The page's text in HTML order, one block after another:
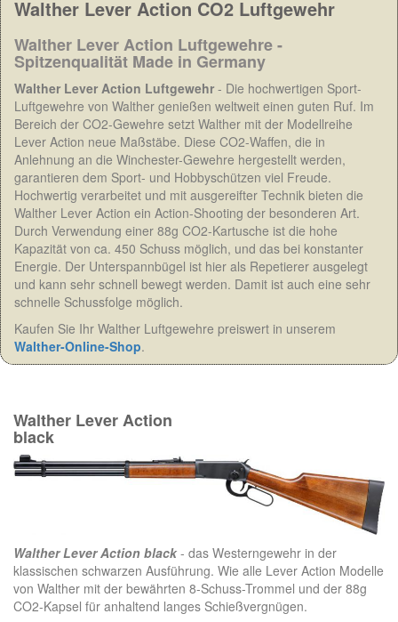
Walther Lever Action CO2 Luftgewehr
Walther Lever Action Luftgewehre -
Spitzenqualität Made in Germany
Walther Lever Action Luftgewehr - Die hochwertigen Sport-
Luftgewehre von Walther genießen weltweit einen guten Ruf. Im
Bereich der CO2-Gewehre setzt Walther mit der Modellreihe
Lever Action neue Maßstäbe. Diese CO2-Waffen, die in
Anlehnung an die Winchester-Gewehre hergestellt werden,
garantieren dem Sport- und Hobbyschützen viel Freude.
Hochwertig verarbeitet und mit ausgereifter Technik bieten die
Walther Lever Action ein Action-Shooting der besonderen Art.
Durch Verwendung einer 88g CO2-Kartusche ist die hohe
Kapazität von ca. 450 Schuss möglich, und das bei konstanter
Energie. Der Unterspannbügel ist hier als Repetierer ausgelegt
und kann sehr schnell bewegt werden. Damit ist auch eine sehr
schnelle Schussfolge möglich.
Kaufen Sie Ihr Walther Luftgewehre preiswert in unserem
Walther-Online-Shop.
Walther Lever Action
black
Walther Lever Action black - das Westerngewehr in der
klassischen schwarzen Ausführung. Wie alle Lever Action Modelle
von Walther mit der bewährten 8-Schuss-Trommel und der 88g
CO2-Kapsel für anhaltend langes Schießvergnügen.